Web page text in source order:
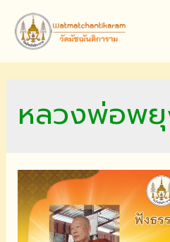
content
หลวงพ่อพ